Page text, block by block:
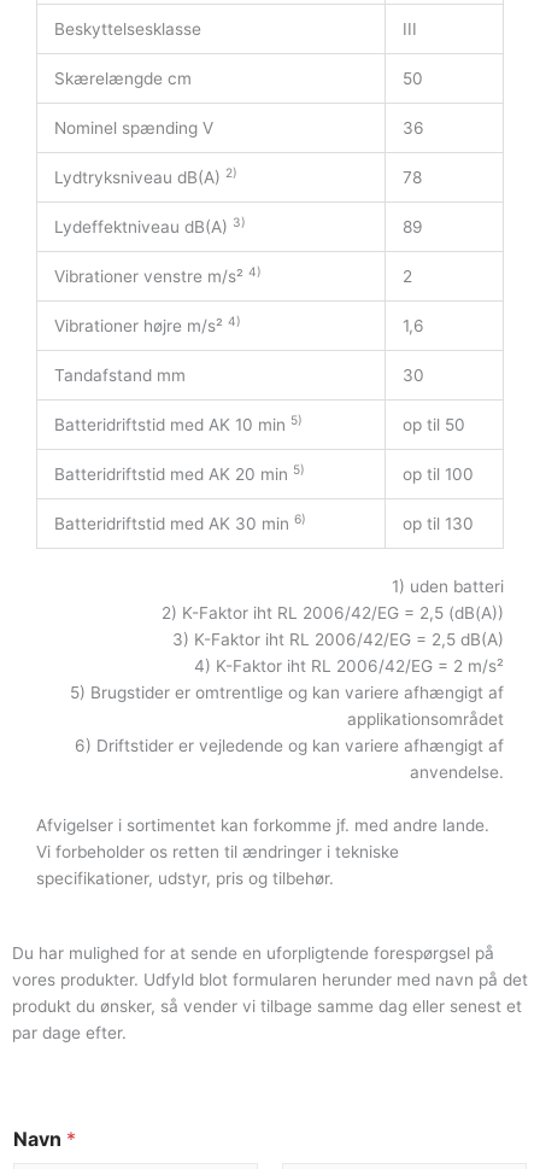
Beskyttelsesklasse III
Skærelængde cm 50
Nominel spænding V 36
Lydtryksniveau dB(A) 2) 78
Lydeffektniveau dB(A) 3) 89
Vibrationer venstre m/s² 4) 2
Vibrationer højre m/s² 4) 1,6
Tandafstand mm 30
Batteridriftstid med AK 10 min 5) op til 50
Batteridriftstid med AK 20 min 5) op til 100
Batteridriftstid med AK 30 min 6) op til 130
1) uden batteri
2) K-Faktor iht RL 2006/42/EG = 2,5 (dB(A))
3) K-Faktor iht RL 2006/42/EG = 2,5 dB(A)
4) K-Faktor iht RL 2006/42/EG = 2 m/s²
5) Brugstider er omtrentlige og kan variere afhængigt af
applikationsområdet
6) Driftstider er vejledende og kan variere afhængigt af
anvendelse.
Afvigelser i sortimentet kan forkomme jf. med andre lande.
Vi forbeholder os retten til ændringer i tekniske
specifikationer, udstyr, pris og tilbehør.
Du har mulighed for at sende en uforpligtende forespørgsel på
vores produkter. Udfyld blot formularen herunder med navn på det
produkt du ønsker, så vender vi tilbage samme dag eller senest et
par dage efter.
Navn *